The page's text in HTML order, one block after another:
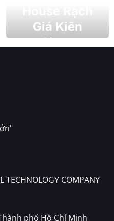
Giá Kiên
Giang
TECHNOLOGY COMPANY
phố Hồ Chí Minh